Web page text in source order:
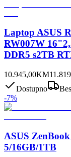
Laptop ASUS
RW007W
DDR5 s2TB
10.945,00KM
Dostupno
-7%
ASUS
5/16GB/1TB